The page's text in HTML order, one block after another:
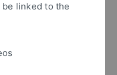
Fakultät
be linked to the